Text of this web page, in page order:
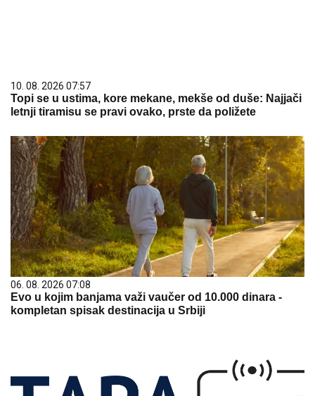
10. 08. 2026 07:57
Topi se u ustima, kore mekane, mekše od duše: Najjači
letnji tiramisu se pravi ovako, prste da poližete
06. 08. 2026 07:08
Evo u kojim banjama važi vaučer od 10.000 dinara -
kompletan spisak destinacija u Srbiji